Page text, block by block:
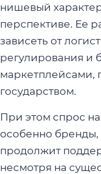
нишевый
перспективе. Ее
зависеть от
регулирования и
маркетплейсами,
государством.
При этом спрос
особенно
продолжит
несмотря на